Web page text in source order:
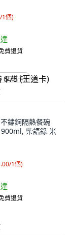
1個)
費退貨
(王道卡)
鏽鋼隔熱餐碗
柴語錄 米
1個)
費退貨